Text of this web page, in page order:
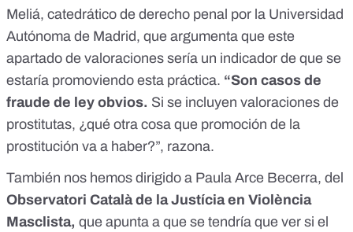
Meliá, catedrático de derecho penal por la Universidad
Autónoma de Madrid, que argumenta que este
apartado de valoraciones sería un indicador de que se
estaría promoviendo esta práctica. “Son casos de
fraude de ley obvios. Si se incluyen valoraciones de
prostitutas, ¿qué otra cosa que promoción de la
prostitución va a haber?”, razona.
También nos hemos dirigido a Paula Arce Becerra, del
Observatori Català de la Justícia en Violència
Masclista, que apunta a que se tendría que ver si el